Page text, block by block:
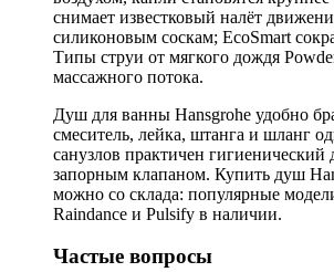
снимает известковый налёт
силиконовым соскам; EcoSmart
Типы струи от мягкого дождя
массажного потока.
Душ для ванны Hansgrohe удобно
смеситель, лейка, штанга и шланг
санузлов практичен гигиенический
запорным клапаном. Купить душ
можно со склада: популярные
Raindance и Pulsify в наличии.
Частые вопросы